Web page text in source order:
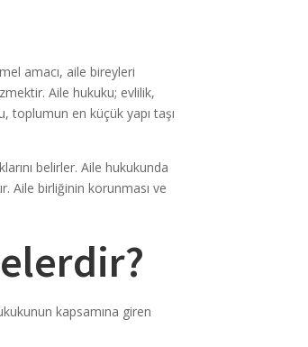
amacı, aile bireyleri
Aile hukuku; evlilik,
toplumun en küçük yapı taşı
belirler. Aile hukukunda
Aile birliğinin korunması ve
kapsamına giren